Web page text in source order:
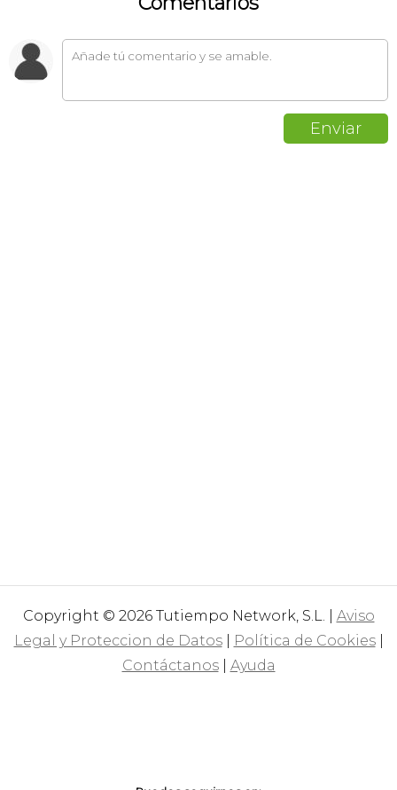
Copyright © 2026 Tutiempo Network, S.L. | Aviso
Legal y Proteccion de Datos| Política de Cookies|
Contáctanos| Ayuda